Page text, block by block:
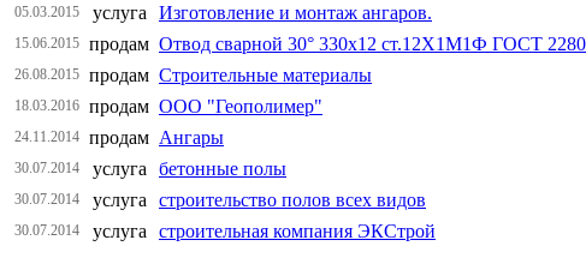
05.03.2015 услуга Изготовление и монтаж ангаров.
15.06.2015 продам Отвод сварной 30° 330х12 ст.12Х1М1Ф ГОСТ
26.08.2015 продам Строительные материалы
18.03.2016 продам ООО "Геополимер"
24.11.2014 продам Ангары
30.07.2014 услуга бетонные полы
30.07.2014 услуга строительство полов всех видов
30.07.2014 услуга строительная компания ЭКСтрой